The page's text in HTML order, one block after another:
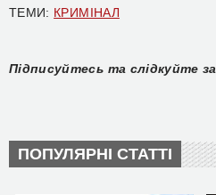
ТЕМИ: КРИМІНАЛ
Підписуйтесь та слідкуйте
ПОПУЛЯРНІ СТАТТІ